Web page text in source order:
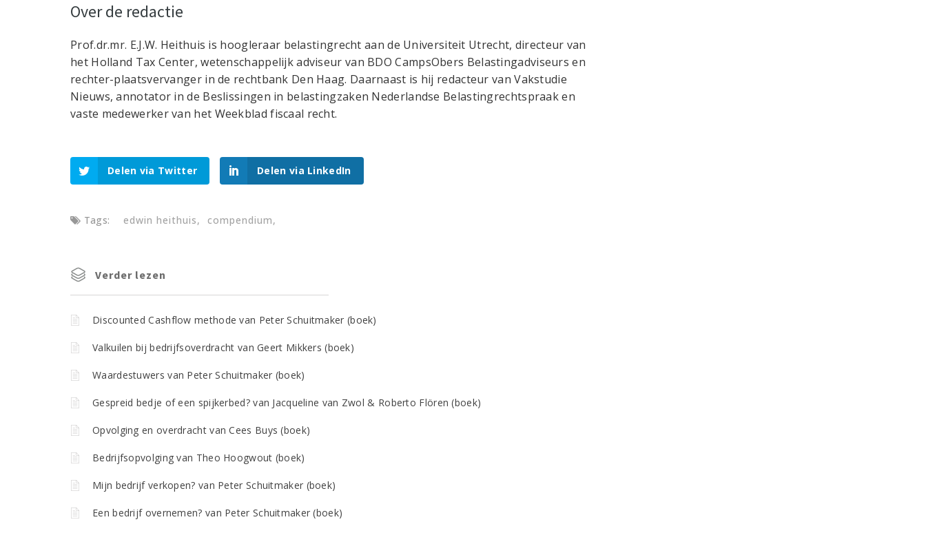
Over de redactie
Prof.dr.mr. E.J.W. Heithuis is hoogleraar belastingrecht aan de Universiteit Utrecht, directeur van
het Holland Tax Center, wetenschappelijk adviseur van BDO CampsObers Belastingadviseurs en
rechter-plaatsvervanger in de rechtbank Den Haag. Daarnaast is hij redacteur van Vakstudie
Nieuws, annotator in de Beslissingen in belastingzaken Nederlandse Belastingrechtspraak en
vaste medewerker van het Weekblad fiscaal recht.
Delen via Twitter Delen via LinkedIn
Tags: edwin heithuis compendium
Verder lezen
Discounted Cashflow methode van Peter Schuitmaker (boek)
Valkuilen bij bedrijfsoverdracht van Geert Mikkers (boek)
Waardestuwers van Peter Schuitmaker (boek)
Gespreid bedje of een spijkerbed? van Jacqueline van Zwol & Roberto Flören (boek)
Opvolging en overdracht van Cees Buys (boek)
Bedrijfsopvolging van Theo Hoogwout (boek)
Mijn bedrijf verkopen? van Peter Schuitmaker (boek)
Een bedrijf overnemen? van Peter Schuitmaker (boek)